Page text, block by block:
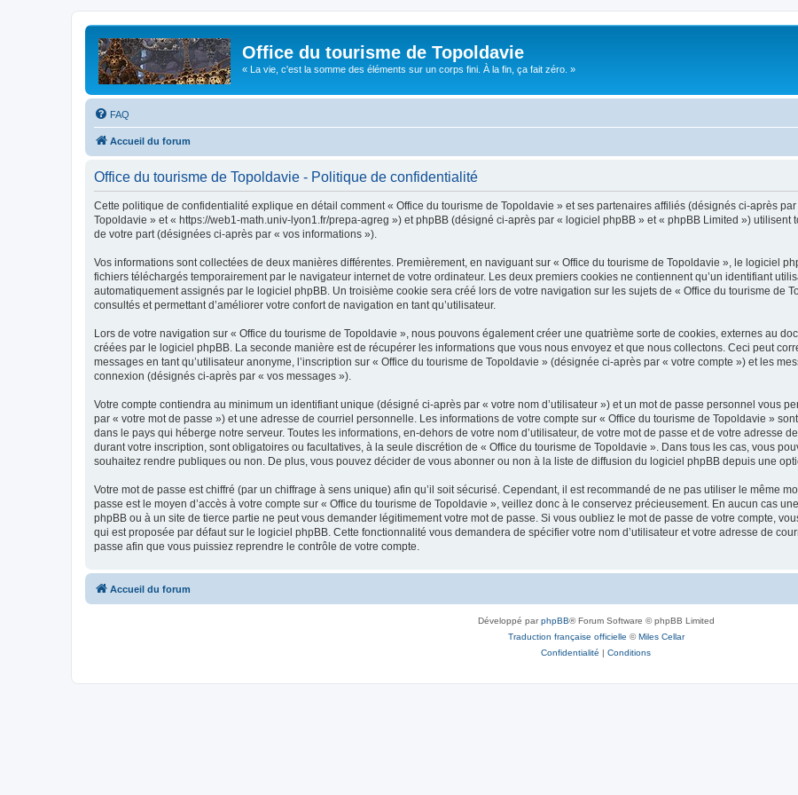
Office du tourisme de Topoldavie
« La vie, c'est la somme des éléments sur un corps fini. À la fin, ça fait zéro. »
FAQ
Accueil du forum
Office du tourisme de Topoldavie - Politique de confidentialité
Cette politique de confidentialité explique en détail comment « Office du tourisme de Topoldavie » et ses partenaires affiliés (désignés ci-après
Topoldavie » et « https://web1-math.univ-lyon1.fr/prepa-agreg ») et phpBB (désigné ci-après par « logiciel phpBB » et « phpBB Limited ») utilisent
de votre part (désignées ci-après par « vos informations »).
Vos informations sont collectées de deux manières différentes. Premièrement, en naviguant sur « Office du tourisme de Topoldavie », le logiciel
fichiers téléchargés temporairement par le navigateur internet de votre ordinateur. Les deux premiers cookies ne contiennent qu’un identifiant
automatiquement assignés par le logiciel phpBB. Un troisième cookie sera créé lors de votre navigation sur les sujets de « Office du tourisme de
consultés et permettant d’améliorer votre confort de navigation en tant qu’utilisateur.
Lors de votre navigation sur « Office du tourisme de Topoldavie », nous pouvons également créer une quatrième sorte de cookies, externes au
créées par le logiciel phpBB. La seconde manière est de récupérer les informations que vous nous envoyez et que nous collectons. Ceci peut
messages en tant qu’utilisateur anonyme, l’inscription sur « Office du tourisme de Topoldavie » (désignée ci-après par « votre compte ») et les
connexion (désignés ci-après par « vos messages »).
Votre compte contiendra au minimum un identifiant unique (désigné ci-après par « votre nom d’utilisateur ») et un mot de passe personnel vous
par « votre mot de passe ») et une adresse de courriel personnelle. Les informations de votre compte sur « Office du tourisme de Topoldavie »
dans le pays qui héberge notre serveur. Toutes les informations, en-dehors de votre nom d’utilisateur, de votre mot de passe et de votre adresse
durant votre inscription, sont obligatoires ou facultatives, à la seule discrétion de « Office du tourisme de Topoldavie ». Dans tous les cas, vous
souhaitez rendre publiques ou non. De plus, vous pouvez décider de vous abonner ou non à la liste de diffusion du logiciel phpBB depuis une
Votre mot de passe est chiffré (par un chiffrage à sens unique) afin qu’il soit sécurisé. Cependant, il est recommandé de ne pas utiliser le même
passe est le moyen d’accès à votre compte sur « Office du tourisme de Topoldavie », veillez donc à le conservez précieusement. En aucun cas
phpBB ou à un site de tierce partie ne peut vous demander légitimement votre mot de passe. Si vous oubliez le mot de passe de votre compte,
qui est proposée par défaut sur le logiciel phpBB. Cette fonctionnalité vous demandera de spécifier votre nom d’utilisateur et votre adresse de
passe afin que vous puissiez reprendre le contrôle de votre compte.
Accueil du forum
Développé parphpBB® Forum Software © phpBB Limited
Traduction française officielle ©Miles Cellar
Confidentialité | Conditions